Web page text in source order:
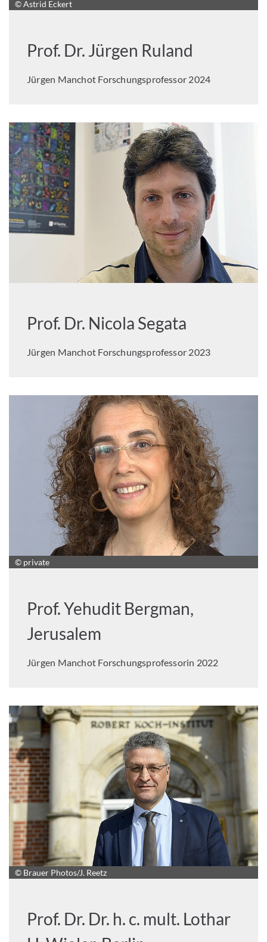
© Astrid Eckert
Prof. Dr. Jürgen Ruland
Jürgen Manchot Forschungsprofessor 2024
Prof. Dr. Nicola Segata
Jürgen Manchot Forschungsprofessor 2023
© private
Prof. Yehudit Bergman,
Jerusalem
Jürgen Manchot Forschungsprofessorin 2022
© Brauer Photos/J. Reetz
Prof. Dr. Dr. h. c. mult. Lothar